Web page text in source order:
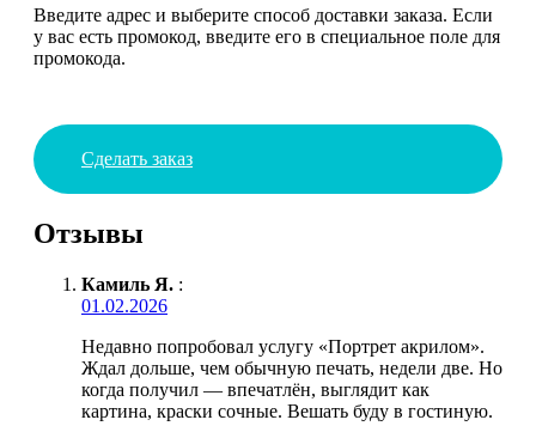
Введите адрес и выберите способ доставки заказа. Если
у вас есть промокод, введите его в специальное поле для
промокода.
Сделать заказ
Отзывы
Камиль Я. :
01.02.2026
Недавно попробовал услугу «Портрет акрилом».
Ждал дольше, чем обычную печать, недели две. Но
когда получил — впечатлён, выглядит как
картина, краски сочные. Вешать буду в гостиную.